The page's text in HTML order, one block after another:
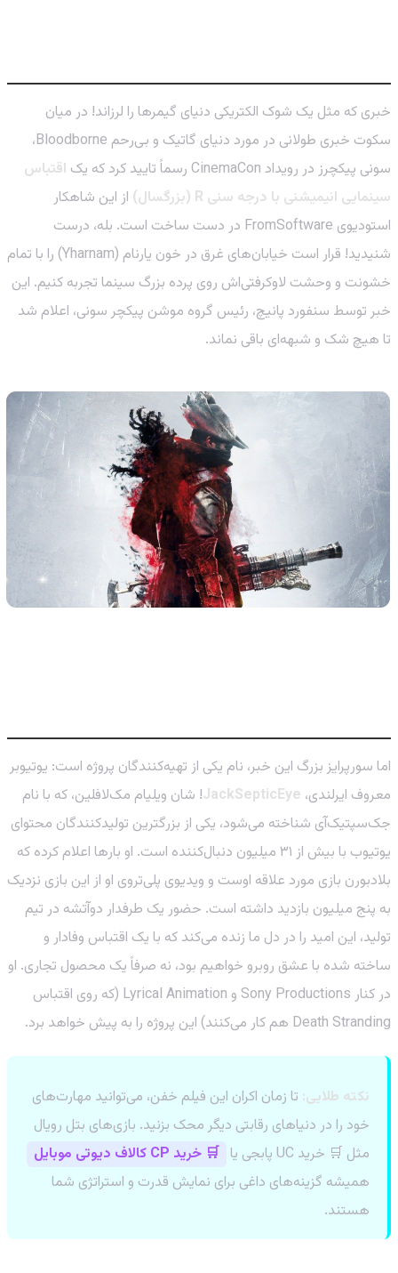
خبری که مثل یک شوک الکتریکی دنیای گیمرها را لرزاند! در میان
سکوت خبری طولانی در مورد دنیای گاتیک و بی‌رحم Bloodborne،
سونی پیکچرز در رویداد CinemaCon رسماً تایید کرد که یک
اقتباس
سینمایی انیمیشنی با درجه سنی R (بزرگسال)
از این شاهکار
استودیوی FromSoftware در دست ساخت است. بله، درست
شنیدید! قرار است خیابان‌های غرق در خون یارنام (Yharnam) را با تمام
خشونت و وحشت لاوکرفتی‌اش روی پرده بزرگ سینما تجربه کنیم. این
خبر توسط سنفورد پانیچ، رئیس گروه موشن پیکچر سونی، اعلام شد
تا هیچ شک و شبهه‌ای باقی نماند.
اما سورپرایز بزرگ این خبر، نام یکی از تهیه‌کنندگان پروژه است: یوتیوبر
معروف ایرلندی، JackSepticEye! شان ویلیام مک‌لافلین، که با نام
جک‌سپتیک‌آی شناخته می‌شود، یکی از بزرگترین تولیدکنندگان محتوای
یوتیوب با بیش از ۳۱ میلیون دنبال‌کننده است. او بارها اعلام کرده که
بلادبورن بازی مورد علاقه اوست و ویدیوی پلی‌تروی او از این بازی نزدیک
به پنج میلیون بازدید داشته است. حضور یک طرفدار دوآتشه در تیم
تولید، این امید را در دل ما زنده می‌کند که با یک اقتباس وفادار و
ساخته شده با عشق روبرو خواهیم بود، نه صرفاً یک محصول تجاری. او
در کنار Sony Productions و Lyrical Animation (که روی اقتباس
Death Stranding هم کار می‌کنند) این پروژه را به پیش خواهد برد.
نکته طلایی: تا زمان اکران این فیلم خفن، می‌توانید مهارت‌های
خود را در دنیاهای رقابتی دیگر محک بزنید. بازی‌های بتل رویال
مثل 🛒 خرید UC پابجی یا
🛒 خرید CP کالاف دیوتی موبایل
همیشه گزینه‌های داغی برای نمایش قدرت و استراتژی شما
هستند.